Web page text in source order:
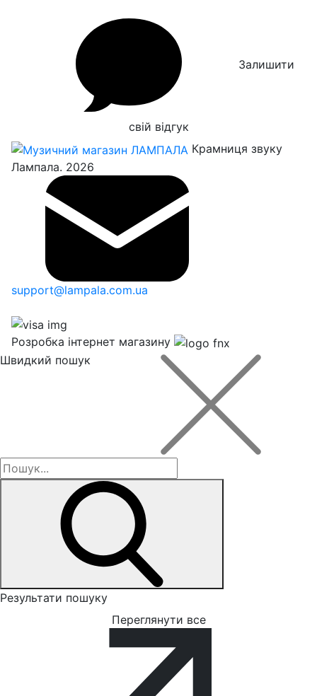
Залишити
свій відгук
Крамниця звуку
Лампала. 2026
support@lampala.com.ua
Розробка інтернет магазину
Швидкий пошук
Результати пошуку
Переглянути все